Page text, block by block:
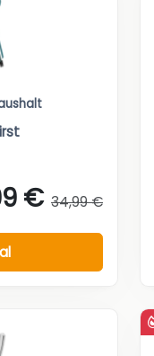
€ 34,99 €